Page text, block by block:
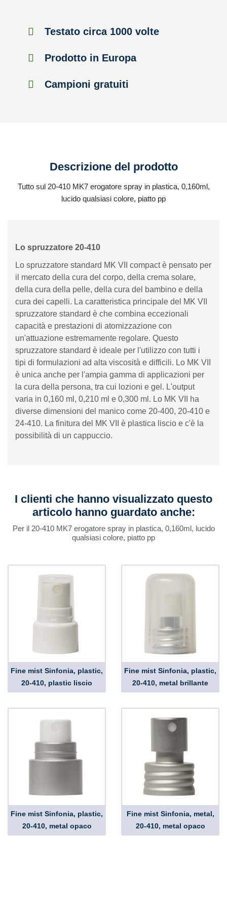
Testato circa 1000 volte
Prodotto in Europa
Campioni gratuiti
Descrizione del prodotto
Tutto sul 20-410 MK7 erogatore spray in plastica, 0,160ml,
lucido qualsiasi colore, piatto pp
Lo spruzzatore 20-410
Lo spruzzatore standard MK VII compact è pensato per
il mercato della cura del corpo, della crema solare,
della cura della pelle, della cura del bambino e della
cura dei capelli. La caratteristica principale del MK VII
spruzzatore standard è che combina eccezionali
capacità e prestazioni di atomizzazione con
un'attuazione estremamente regolare. Questo
spruzzatore standard è ideale per l'utilizzo con tutti i
tipi di formulazioni ad alta viscosità e difficili. Lo MK VII
è unica anche per l'ampia gamma di applicazioni per
la cura della persona, tra cui lozioni e gel. L'output
varia in 0,160 ml, 0,210 ml e 0,300 ml. Lo MK VII ha
diverse dimensioni del manico come 20-400, 20-410 e
24-410. La finitura del MK VII è plastica liscio e c'è la
possibilità di un cappuccio.
I clienti che hanno visualizzato questo
articolo hanno guardato anche:
Per il 20-410 MK7 erogatore spray in plastica, 0,160ml, lucido
qualsiasi colore, piatto pp
Fine mist Sinfonia, plastic,
20-410, plastic liscio
Fine mist Sinfonia, plastic,
20-410, metal brillante
Fine mist Sinfonia, plastic,
20-410, metal opaco
Fine mist Sinfonia, metal,
20-410, metal opaco